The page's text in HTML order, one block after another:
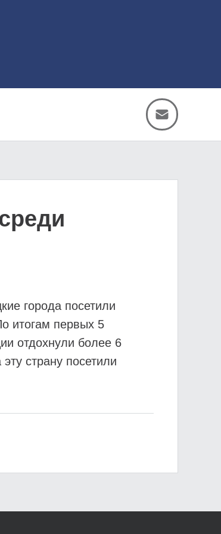
города посетили
итогам первых 5
отдохнули более 6
страну посетили